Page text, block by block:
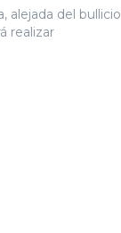
alejada del bullicio
realizar